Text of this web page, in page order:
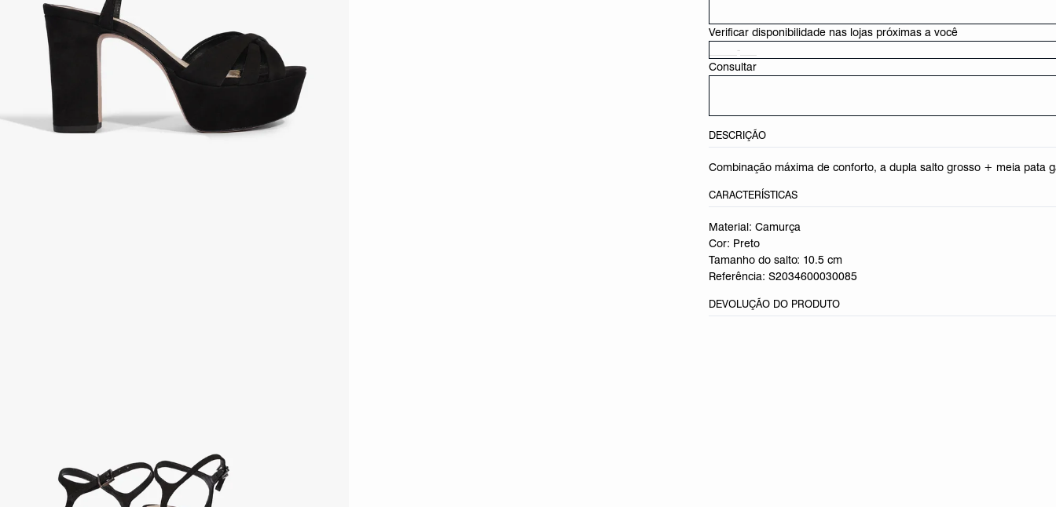
Verificar disponibilidade nas lojas próximas a você
Consultar
DESCRIÇÃO
Combinação máxima de conforto, a dupla salto grosso + meia pata
CARACTERÍSTICAS
Material: Camurça
Cor: Preto
Tamanho do salto: 10.5 cm
Referência:S2034600030085
DEVOLUÇÃO DO PRODUTO